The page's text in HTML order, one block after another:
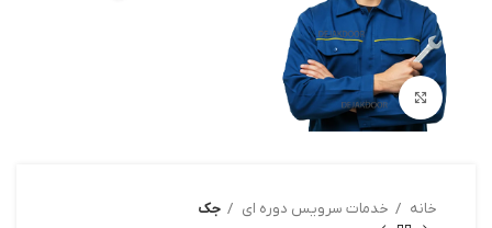
بزرگنمایی تصویر
خانه خدمات سرویس دوره ای جک